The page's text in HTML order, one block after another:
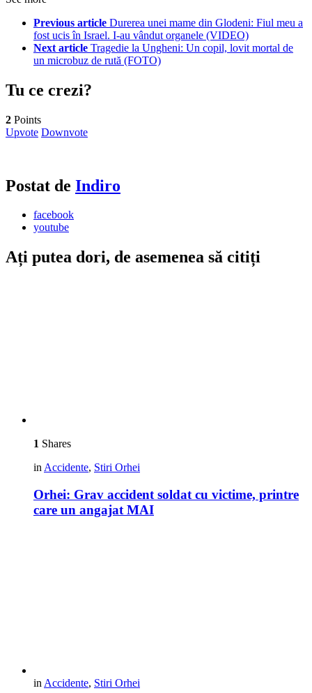
Previous article Durerea unei mame din Glodeni: Fiul meu a
fost ucis în Israel. I-au vândut organele (VIDEO)
Next article Tragedie la Ungheni: Un copil, lovit mortal de
un microbuz de rută (FOTO)
Tu ce crezi?
2 Points
Upvote Downvote
Postat de Indiro
facebook
youtube
Ați putea dori, de asemenea să citiți
1 Shares
in Accidente, Stiri Orhei
Orhei: Grav accident soldat cu victime, printre
care un angajat MAI
in Accidente, Stiri Orhei